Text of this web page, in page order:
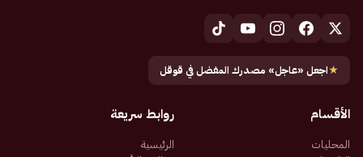
★اجعل «عاجل» مصدرك المفضل في قوقل
الأقسام
المحليات
روابط سريعة
الرئيسية